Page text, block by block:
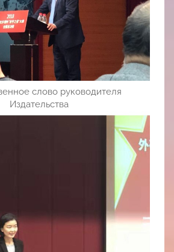
слово руководителя
Издательства